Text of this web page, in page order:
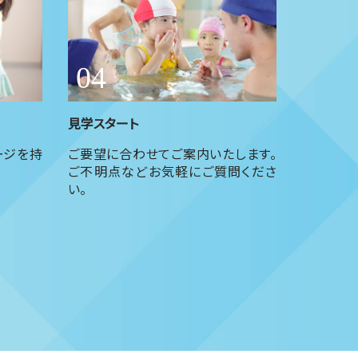
を持
見学スタート
ご要望に合わせてご案内いたします。
ご不明点などお気軽にご質問くださ
い。